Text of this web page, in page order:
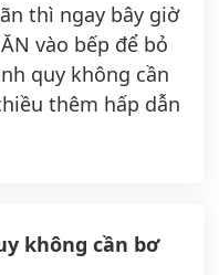
thì ngay bây giờ
vào bếp để bỏ
quy không cần
thêm hấp dẫn
không cần bơ